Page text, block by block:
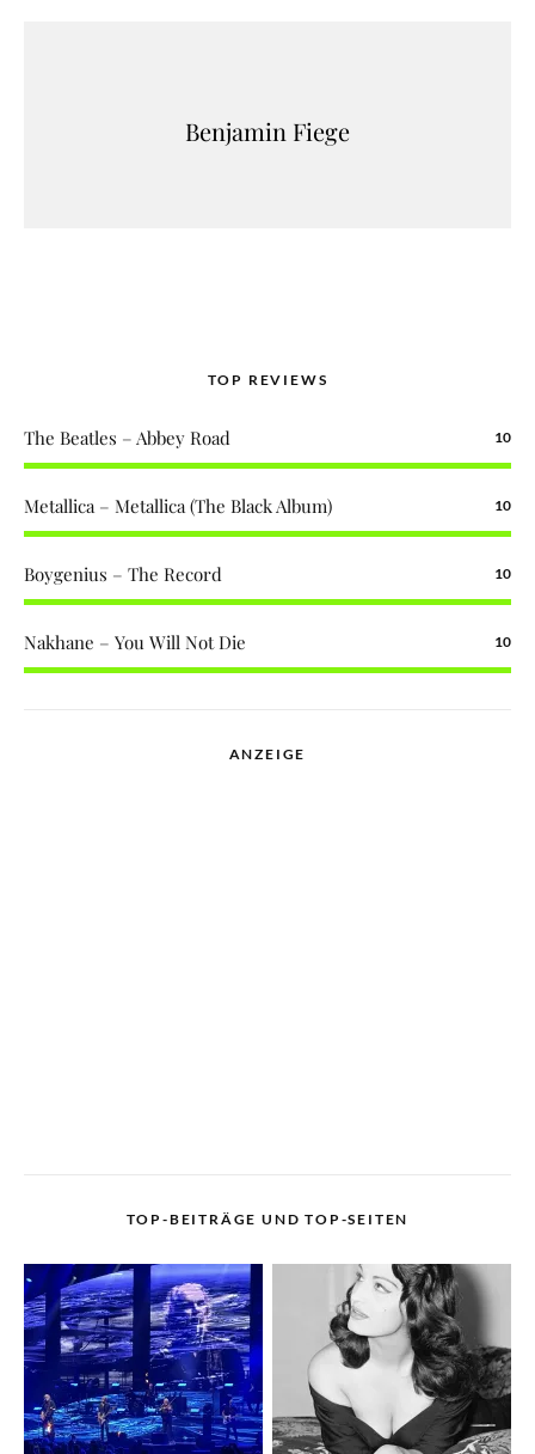
Benjamin Fiege
TOP REVIEWS
The Beatles – Abbey Road 10
Metallica – Metallica (The Black Album) 10
Boygenius – The Record 10
Nakhane – You Will Not Die 10
ANZEIGE
TOP-BEITRÄGE UND TOP-SEITEN